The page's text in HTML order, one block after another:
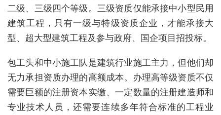
二级、三级四个等级。三级资质仅能承接中小型民用
建筑工程，只有一级与特级资质企业，才能承接大
型、超大型建筑工程及参与政府、国企项目招投标。
包工头和中小施工队是建筑行业施工主力，但他们却
无力承担资质办理的高额成本。办理高等级资质不仅
需要巨额的注册资本实缴、一定数量的注册建造师和
专业技术人员，还需要连续多年符合标准的工程业